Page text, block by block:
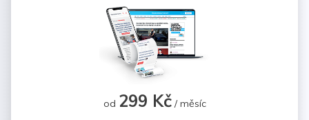
od 299 Kč/ měsíc